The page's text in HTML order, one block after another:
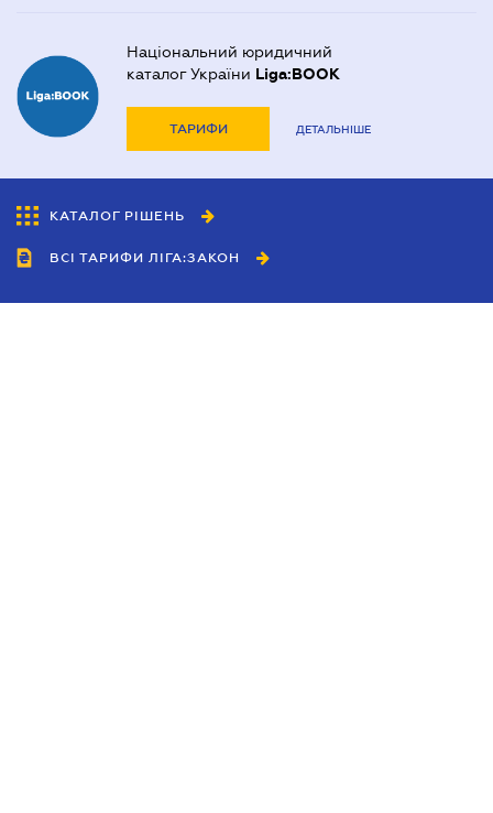
Національний юридичний
каталог України Liga:BOOK
ТАРИФИ ДЕТАЛЬНІШЕ
КАТАЛОГ РІШЕНЬ
ВСІ ТАРИФИ ЛІГА:ЗАКОН